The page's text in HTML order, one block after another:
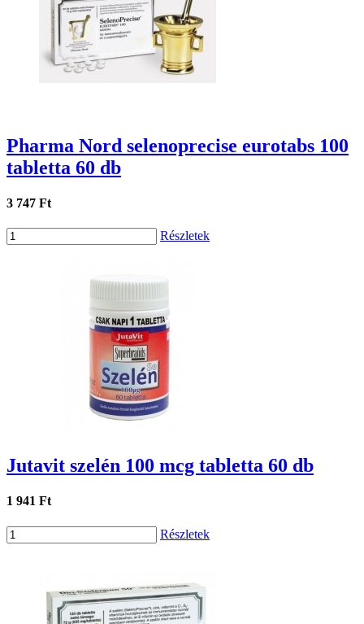
Pharma Nord selenoprecise eurotabs 100
tabletta 60 db
3 747 Ft
Részletek
Jutavit szelén 100 mcg tabletta 60 db
1 941 Ft
Részletek